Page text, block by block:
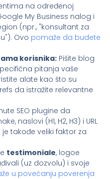
na određenoj
My Business nalog i
(npr., "konsultant za
Ovo pomaže da budete
korisnika: Pišite blog
pitanja vaše
alate kao što su
da istražite relevantne
SEO plugine da
naslovi (H1, H2, H3) i URL
takođe veliki faktor za
testimoniale, logoe
(uz dozvolu) i svoje
u povećanju poverenja